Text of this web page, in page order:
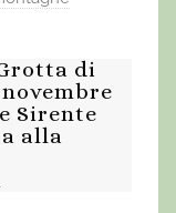
di
Sirente
alla